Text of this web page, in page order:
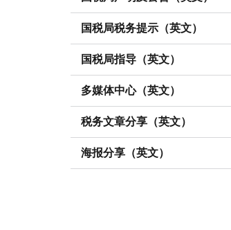
国税局税务提示（英文）
国税局指导（英文）
多媒体中心（英文）
税务文章分享（英文）
海报分享（英文）